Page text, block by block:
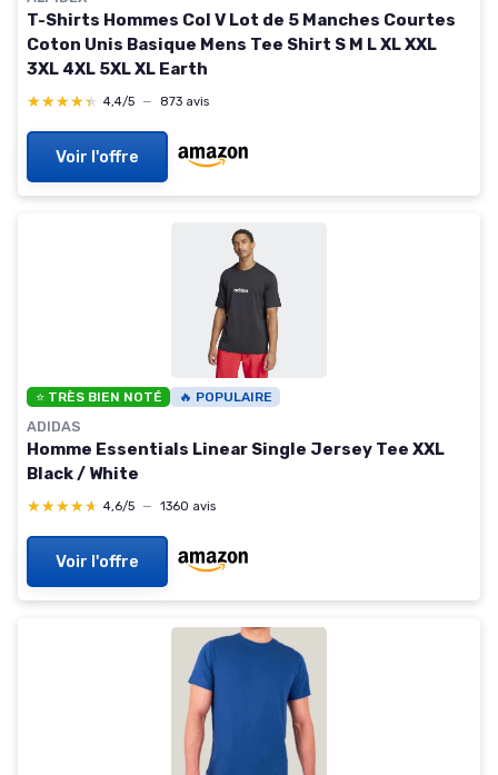
T-Shirts Hommes Col V Lot de 5 Manches Courtes
Coton Unis Basique Mens Tee Shirt S M L XL XXL
3XL 4XL 5XL XL Earth
★★★★★
★★★★★ 4,4/5 — 873 avis
Voir l'offre
⭐ TRÈS BIEN NOTÉ 🔥 POPULAIRE
ADIDAS
Homme Essentials Linear Single Jersey Tee XXL
Black / White
★★★★★
★★★★★ 4,6/5 — 1360 avis
Voir l'offre